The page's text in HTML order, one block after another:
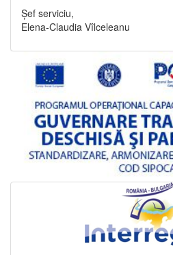
Șef serviciu,
Elena-Claudia Vîlceleanu